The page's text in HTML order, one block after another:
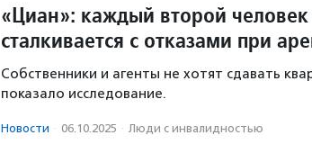
«Циан»: каждый второй
сталкивается с отказами при
Собственники и агенты не хотят сдавать
показало исследование.
Новости · 06.10.2025 · Люди с инвалидностью